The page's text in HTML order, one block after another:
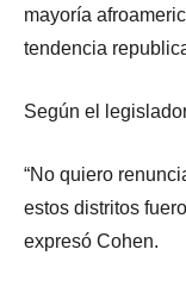
mayoría
tendencia
Según el
“No quiero
estos distritos
expresó Cohen.